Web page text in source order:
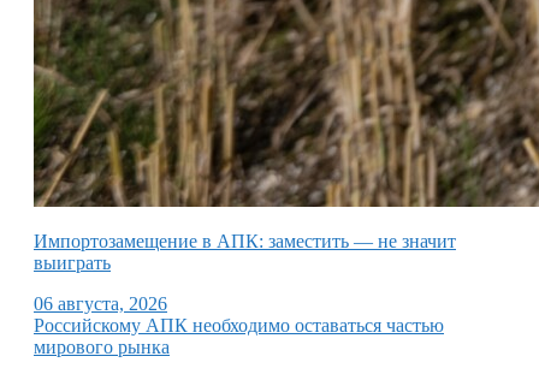
Импортозамещение в АПК: заместить — не значит
выиграть
06 августа, 2026
Российскому АПК необходимо оставаться частью
мирового рынка